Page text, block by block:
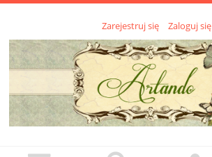
Zarejestruj się Zaloguj się